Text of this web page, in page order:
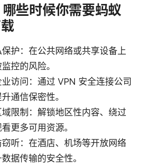
些时候你需要蚂蚁
护：在公共网络或共享设备上
控的风险。
访问：通过 VPN 安全连接公司
通信保密性。
限制：解锁地区性内容、绕过
更多可用资源。
听：在酒店、机场等开放网络
据传输的安全性。